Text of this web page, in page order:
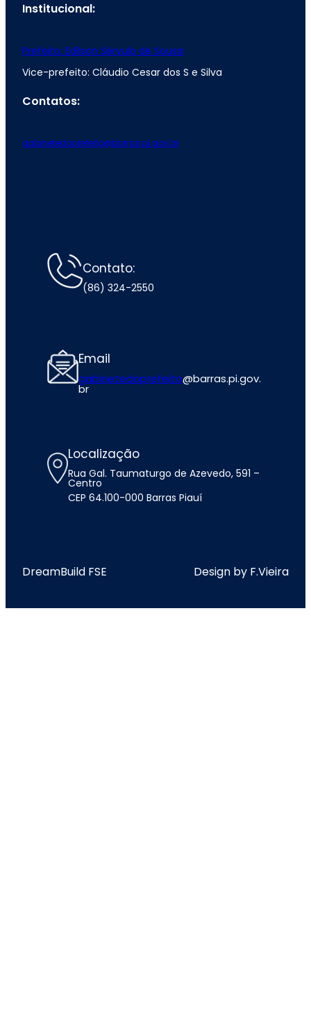
Institucional:
Prefeito: Edilson Sérvulo de Sousa
Vice-prefeito: Cláudio Cesar dos S e Silva
Contatos:
gabinetedoprefeito@barras.pi.gov.br
Contato:
(86) 324-2550
Email
gabinetedoprefeito@barras.pi.gov.
br
Localização
Rua Gal. Taumaturgo de Azevedo, 591 –
Centro
CEP 64.100-000 Barras Piauí
DreamBuild FSE Design by F.Vieira